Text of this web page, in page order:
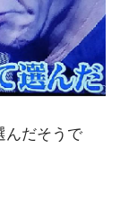
んだそうで